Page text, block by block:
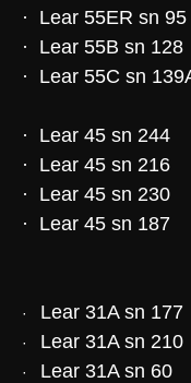
· Lear 55ER sn 95
· Lear 55B sn 128
· Lear 55C sn
· Lear 45 sn 244
· Lear 45 sn 216
· Lear 45 sn 230
· Lear 45 sn 187
· Lear 31A sn 177
· Lear 31A sn
· Lear 31A sn 60